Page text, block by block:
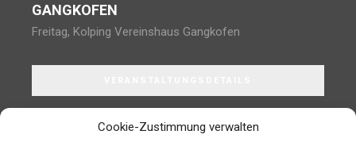
Cookie-Zustimmung verwalten
GANGKOFEN
Freitag, Kolping Vereinshaus Gangkofen